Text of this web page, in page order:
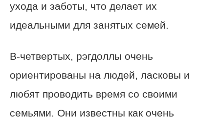
ухода и заботы, что делает их
идеальными для занятых семей.
В-четвертых, рэгдоллы очень
ориентированы на людей, ласковы и
любят проводить время со своими
семьями. Они известны как очень